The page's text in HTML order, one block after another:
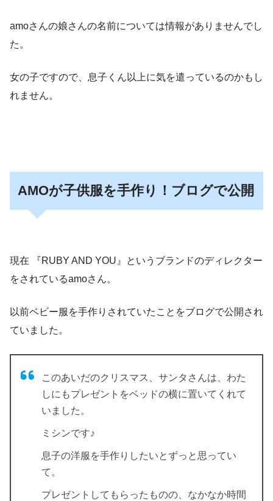
amoさんの娘さんの名前については情報がありませんでし
た。
女の子ですので、息子くん以上に気を遣っているのかもし
れません。
AMOが子供服を手作り！ブログで公開
現在 『RUBY AND YOU』
というブランドのディレクター
をされているamoさん。
以前ベビー服を手作りされていたことをブログで公開され
ていました。
このあいだのクリスマス、サンタさんは、わた
しにもプレゼントをベッドの横に置いてくれて
いました。
ミシンです♪
息子の洋服を手作りしたいとずっと思ってい
て。
プレゼントしてもらったものの、なかなか時間